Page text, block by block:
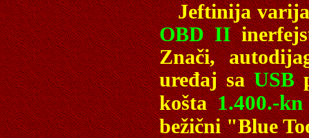
Jeftinija
OBD II
Znači,
uređaj saUSB
košta1.400.-
bežični "Blue